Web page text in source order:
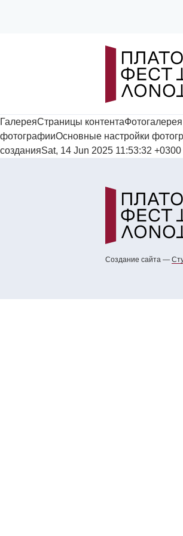
ГалереяСтраницы
фотографииОсновные настройки
созданияSat, 14 Jun 2025 11:53:32 +0300
Создание сайта —